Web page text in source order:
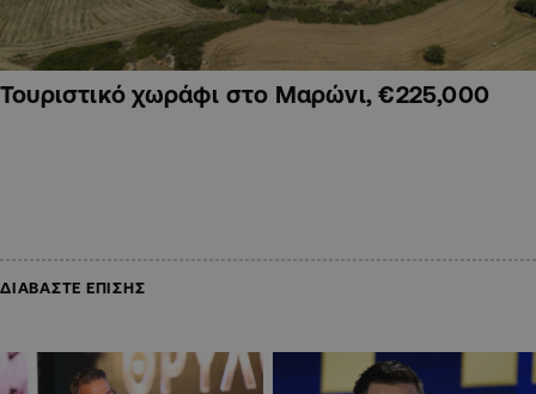
Τουριστικό χωράφι στο Μαρώνι, €225,000
ΔΙΑΒΑΣΤΕ ΕΠΙΣΗΣ